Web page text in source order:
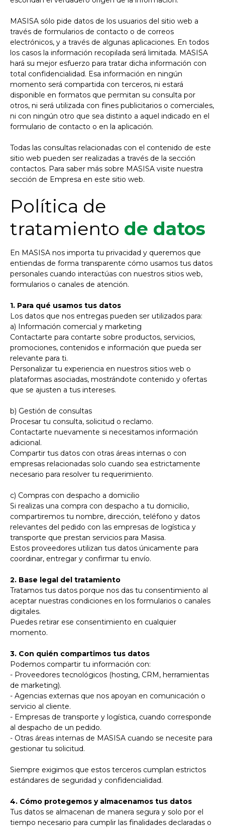
MASISA sólo pide datos de los usuarios del sitio web a
través de formularios de contacto o de correos
electrónicos, y a través de algunas aplicaciones. En todos
los casos la información recopilada será limitada. MASISA
hará su mejor esfuerzo para tratar dicha información con
total confidencialidad. Esa información en ningún
momento será compartida con terceros, ni estará
disponible en formatos que permitan su consulta por
otros, ni será utilizada con fines publicitarios o comerciales,
ni con ningún otro que sea distinto a aquel indicado en el
formulario de contacto o en la aplicación.
Todas las consultas relacionadas con el contenido de este
sitio web pueden ser realizadas a través de la sección
contactos. Para saber más sobre MASISA visite nuestra
sección de Empresa en este sitio web.
Política de
tratamiento de datos
En MASISA nos importa tu privacidad y queremos que
entiendas de forma transparente cómo usamos tus datos
personales cuando interactúas con nuestros sitios web,
formularios o canales de atención.
1. Para qué usamos tus datos
Los datos que nos entregas pueden ser utilizados para:
a) Información comercial y marketing
Contactarte para contarte sobre productos, servicios,
promociones, contenidos e información que pueda ser
relevante para ti.
Personalizar tu experiencia en nuestros sitios web o
plataformas asociadas, mostrándote contenido y ofertas
que se ajusten a tus intereses.
b) Gestión de consultas
Procesar tu consulta, solicitud o reclamo.
Contactarte nuevamente si necesitamos información
adicional.
Compartir tus datos con otras áreas internas o con
empresas relacionadas solo cuando sea estrictamente
necesario para resolver tu requerimiento.
c) Compras con despacho a domicilio
Si realizas una compra con despacho a tu domicilio,
compartiremos tu nombre, dirección, teléfono y datos
relevantes del pedido con las empresas de logística y
transporte que prestan servicios para Masisa.
Estos proveedores utilizan tus datos únicamente para
coordinar, entregar y confirmar tu envío.
2. Base legal del tratamiento
Tratamos tus datos porque nos das tu consentimiento al
aceptar nuestras condiciones en los formularios o canales
digitales.
Puedes retirar ese consentimiento en cualquier
momento.
3. Con quién compartimos tus datos
Podemos compartir tu información con:
- Proveedores tecnológicos (hosting, CRM, herramientas
de marketing).
- Agencias externas que nos apoyan en comunicación o
servicio al cliente.
- Empresas de transporte y logística, cuando corresponde
al despacho de un pedido.
- Otras áreas internas de MASISA cuando se necesite para
gestionar tu solicitud.
Siempre exigimos que estos terceros cumplan estrictos
estándares de seguridad y confidencialidad.
4. Cómo protegemos y almacenamos tus datos
Tus datos se almacenan de manera segura y solo por el
tiempo necesario para cumplir las finalidades declaradas o